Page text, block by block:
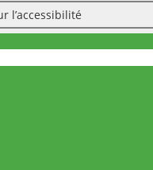
l’accessibilité